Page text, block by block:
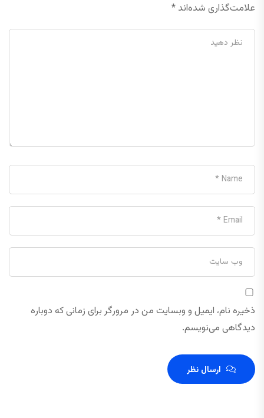
علامت‌گذاری شده‌اند *
ذخیره نام، ایمیل و وبسایت من در مرورگر برای زمانی که دوباره
دیدگاهی می‌نویسم.
ارسال نظر